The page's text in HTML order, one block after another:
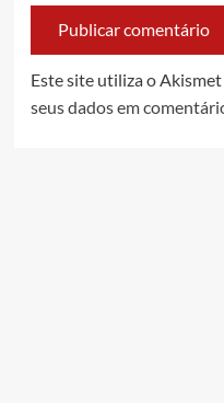
Este site utiliza o
seus dados em